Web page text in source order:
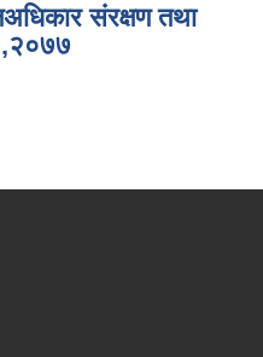
संरक्षण तथा
,२०७७